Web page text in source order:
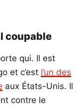
coupable
qui. Il est
et c’est l’un des
aux États-Unis. Il
contre le